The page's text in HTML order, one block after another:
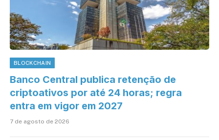
BLOCKCHAIN
Banco Central publica retenção de
criptoativos por até 24 horas; regra
entra em vigor em 2027
7 de agosto de 2026